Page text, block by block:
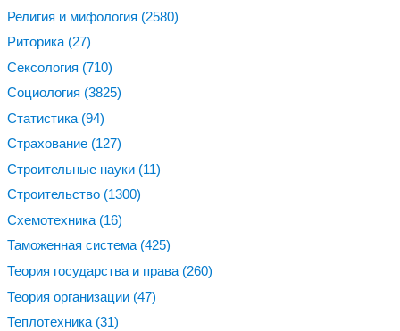
Религия и мифология (2580)
Риторика (27)
Сексология (710)
Социология (3825)
Статистика (94)
Страхование (127)
Строительные науки (11)
Строительство (1300)
Схемотехника (16)
Таможенная система (425)
Теория государства и права (260)
Теория организации (47)
Теплотехника (31)